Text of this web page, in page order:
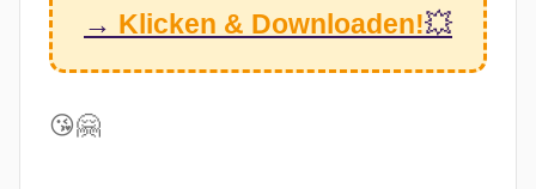
→ Klicken & Downloaden!💥
😘🤗